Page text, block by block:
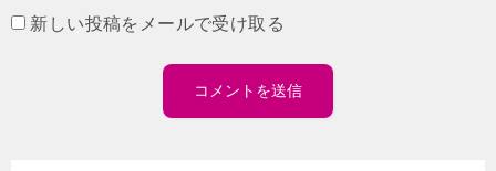
新しい投稿をメールで受け取る